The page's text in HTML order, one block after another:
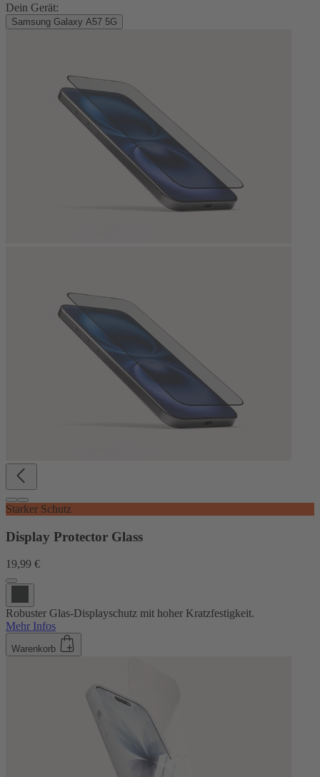
Dein Gerät:
Samsung Galaxy A57 5G
Starker Schutz
Display Protector Glass
19,99 €
Robuster Glas-Displayschutz mit hoher Kratzfestigkeit.
Mehr Infos
Warenkorb